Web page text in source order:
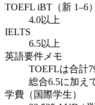
TOEFL iBT（新 1–6）
4.0以上
IELTS
6.5以上
英語要件メモ
TOEFLは合計
総合6.5に加え
学費（国際学生）